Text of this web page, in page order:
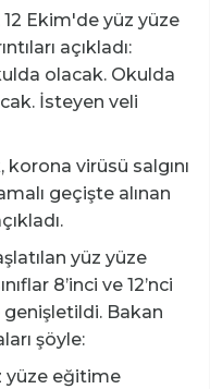
Ekim'de yüz yüze
açıkladı:
olacak. Okulda
İsteyen veli
virüsü salgını
geçişte alınan
yüz yüze
8’inci ve 12’nci
genişletildi. Bakan
şöyle:
yüze eğitime